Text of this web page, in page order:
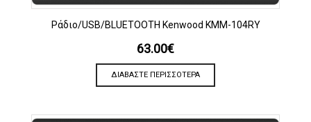
Ράδιο/USB/BLUETOOTH Kenwood KMM-104RY
63.00€
ΔΙΑΒΆΣΤΕ ΠΕΡΙΣΣΌΤΕΡΑ